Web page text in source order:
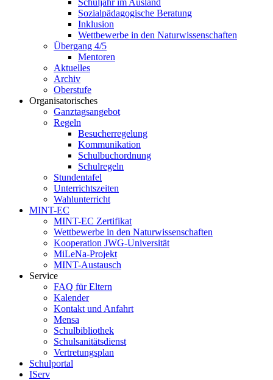
Sozialpädagogische Beratung
Inklusion
Wettbewerbe in den Naturwissenschaften
Übergang 4/5
Mentoren
Aktuelles
Archiv
Oberstufe
Organisatorisches
Ganztagsangebot
Regeln
Besucherregelung
Kommunikation
Schulbuchordnung
Schulregeln
Stundentafel
Unterrichtszeiten
Wahlunterricht
MINT-EC
MINT-EC Zertifikat
Wettbewerbe in den Naturwissenschaften
Kooperation JWG-Universität
MiLeNa-Projekt
MINT-Austausch
Service
FAQ für Eltern
Kalender
Kontakt und Anfahrt
Mensa
Schulbibliothek
Schulsanitätsdienst
Vertretungsplan
Schulportal
IServ